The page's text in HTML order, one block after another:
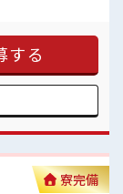
やすい制服アリ≫
数の職場です♪
☆ 残業がしっかり
する
寮完備